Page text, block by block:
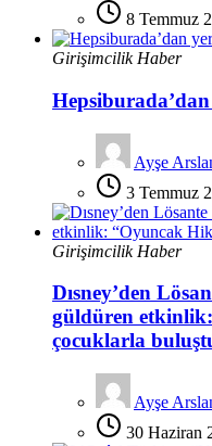
8 Temmuz
Girişimcilik Haber
Ayşe
3 Temmuz
Girişimcilik Haber
Dısney’den
güldüren
çocuklarla
Ayşe
30 Haziran